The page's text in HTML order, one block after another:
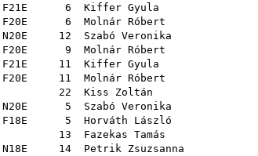
6
Kiffer Gyula
6
Molnár Róbert
12
Szabó Veronika
9
Molnár Róbert
11
Kiffer Gyula
11
Molnár Róbert
22
Kiss Zoltán
5
Szabó Veronika
5
Horváth László
13
Fazekas Tamás
14
Petrik Zsuzsanna